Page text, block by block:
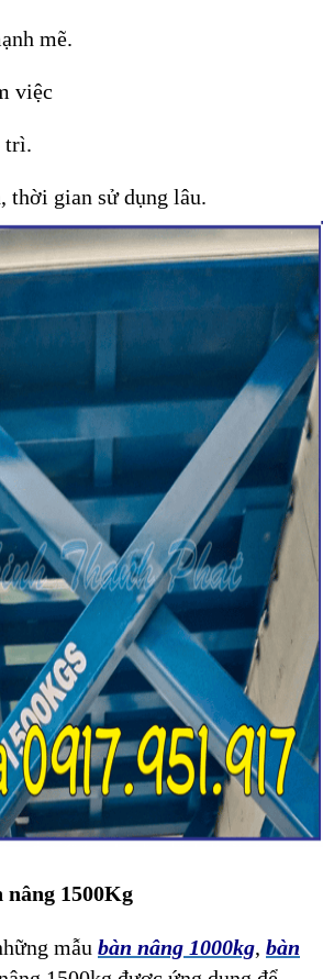
mẽ.
việc
trì.
thời gian sử dụng lâu.
nâng 1500Kg
mẫu bàn nâng 1000kg, bàn